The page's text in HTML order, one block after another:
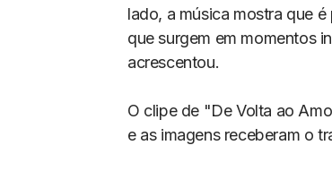
lado, a música mostra que
que surgem em momentos
acrescentou.
O clipe de "De Volta ao
e as imagens receberam o